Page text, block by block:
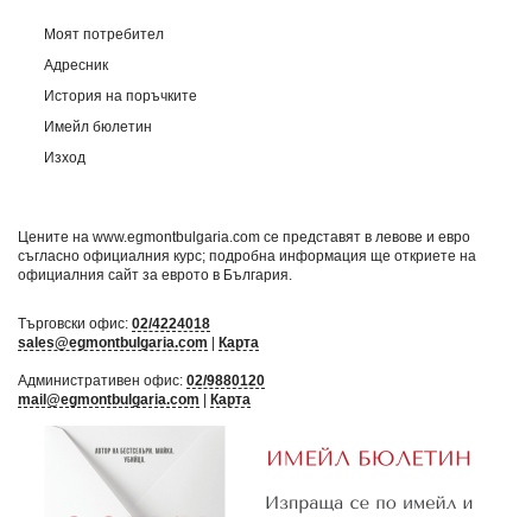
Моят потребител
Адресник
История на поръчките
Имейл бюлетин
Изход
Цените на www.egmontbulgaria.com се представят в левове и евро
съгласно официалния курс; подробна информация ще откриете на
официалния сайт за еврото в България
Търговски офис: 02/4224018
sales@egmontbulgaria.com
Карта
Административен офис: 02/9880120
mail@egmontbulgaria.com
Карта